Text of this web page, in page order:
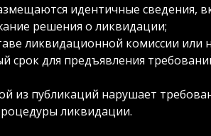
идентичные сведения,
решения о ликвидации;
ликвидационной комиссии или
срок для предъявления
из публикаций нарушает
ликвидации.